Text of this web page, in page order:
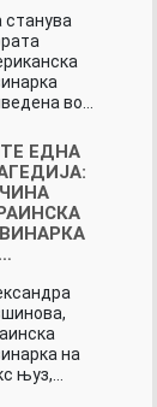
станува
во…
ЕДНА
на
њуз,…